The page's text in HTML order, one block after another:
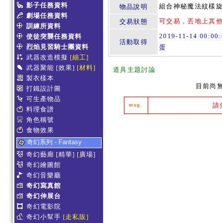
影子任務資料
劇場任務資料
訓練所資料
使徒突襲任務資料
烈焰見習騎士團資料
武器改造模擬 [細工]
武器聚能 [效果] [材料]
製衣樣本
打鐵設計圖
可生產物品
料理食譜
角色稱號
食物效果
奇幻系列 - Fantasy
奇幻藝廊 [精華] [廣場]
奇幻繪圖館
奇幻音樂廳
奇幻寫真館
奇幻伸展台
奇幻電影院
奇幻小幫手 [走私販]
物品說明 組合神秘魔法紋樣
交易狀態 可交易，丟地上其
活動取得
2019-11-14
蛋
道具主題討論
目前尚
msg. 請